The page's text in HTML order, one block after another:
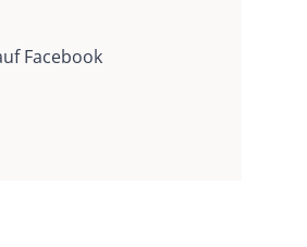
Facebook